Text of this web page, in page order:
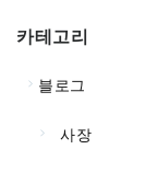
카테고리
블로그
사장